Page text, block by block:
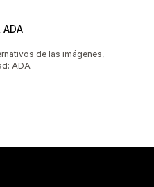
de las imágenes,
ADA